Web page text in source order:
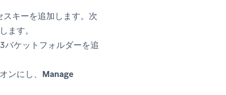
キーを追加します。次
ます。
バケットフォルダーを追
ンにし、 Manage